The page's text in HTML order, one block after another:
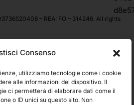
Consenso
utilizziamo tecnologie come i cookie
alle informazioni del dispositivo. Il
ci permetterà di elaborare dati come il
o ID unici su questo sito. Non
– REA: FO – 314246. All rights